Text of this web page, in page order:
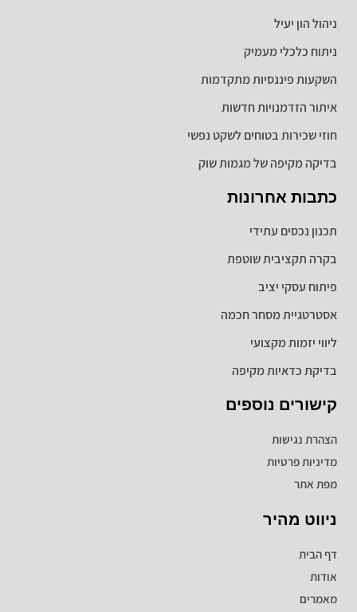
ניווט מהיר
דף הבית
אודות
מאמרים
קישורים נוספים
הצהרת נגישות
מדיניות פרטיות
מפת אתר
כתבות אחרונות
תכנון נכסים עתידי
בקרה תקציבית שוטפת
פיתוח עסקי יציב
אסטרטגיית מסחר חכמה
ליווי יזמות מקצועי
בדיקת כדאיות מקיפה
ניהול הון יעיל
ניתוח כלכלי מעמיק
השקעות פיננסיות מתקדמות
איתור הזדמנויות חדשות
חוזי שכירות בטוחים לשקט נפשי
בדיקה מקיפה של מגמות שוק